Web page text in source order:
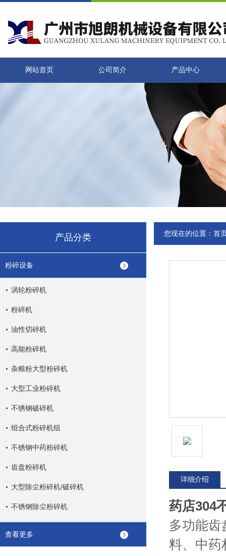
网站首页 公司简介 产品中心
产品分类
粉碎设备
涡轮粉碎机
粉碎机
油性切碎机
高能粉碎机
杂粮粉大型粉碎机
大型工业粉碎机
不锈钢破碎机
组合式粉碎机组
不锈钢中药粉碎机
齿盘粉碎机
大型除尘粉碎机/破碎机
不锈钢除尘粉碎机
查看更多
您现在的位置： 首
详细介绍
药店304
多功能齿
料、中药